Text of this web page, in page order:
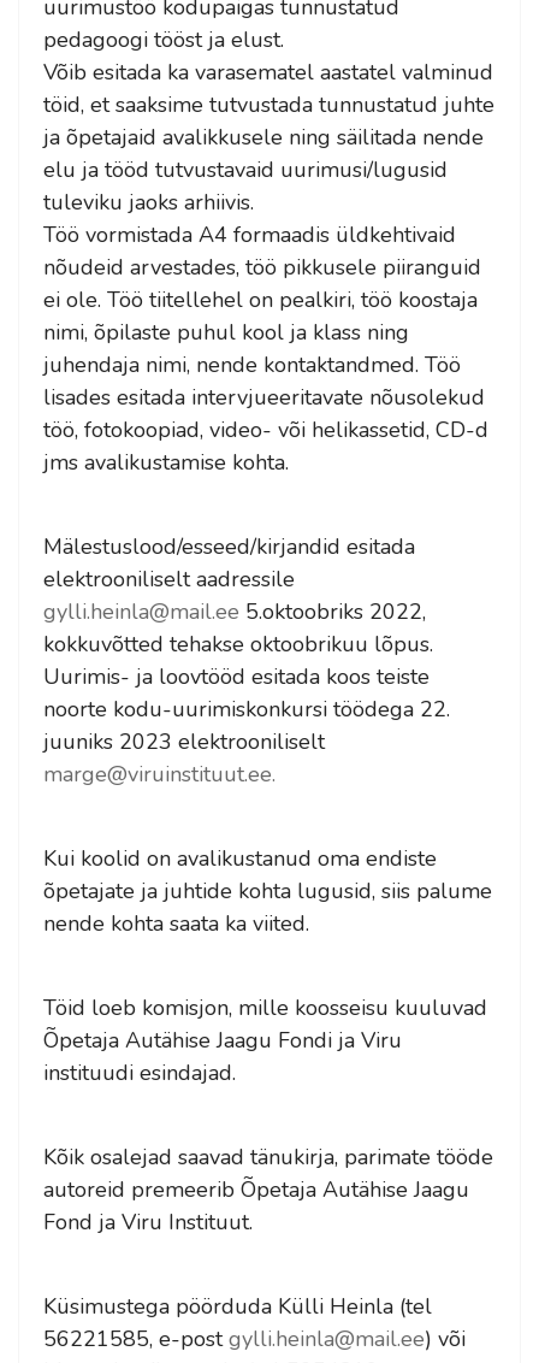
uurimustöö kodupaigas tunnustatud
pedagoogi tööst ja elust.
Võib esitada ka varasematel aastatel valminud
töid, et saaksime tutvustada tunnustatud juhte
ja õpetajaid avalikkusele ning säilitada nende
elu ja tööd tutvustavaid uurimusi/lugusid
tuleviku jaoks arhiivis.
Töö vormistada A4 formaadis üldkehtivaid
nõudeid arvestades, töö pikkusele piiranguid
ei ole. Töö tiitellehel on pealkiri, töö koostaja
nimi, õpilaste puhul kool ja klass ning
juhendaja nimi, nende kontaktandmed. Töö
lisades esitada intervjueeritavate nõusolekud
töö, fotokoopiad, video- või helikassetid, CD-d
jms avalikustamise kohta.
Mälestuslood/esseed/kirjandid esitada
elektrooniliselt aadressile
gylli.heinla@mail.ee 5.oktoobriks 2022,
kokkuvõtted tehakse oktoobrikuu lõpus.
Uurimis- ja loovtööd esitada koos teiste
noorte kodu-uurimiskonkursi töödega 22.
juuniks 2023 elektrooniliselt
marge@viruinstituut.ee.
Kui koolid on avalikustanud oma endiste
õpetajate ja juhtide kohta lugusid, siis palume
nende kohta saata ka viited.
Töid loeb komisjon, mille koosseisu kuuluvad
Õpetaja Autähise Jaagu Fondi ja Viru
instituudi esindajad.
Kõik osalejad saavad tänukirja, parimate tööde
autoreid premeerib Õpetaja Autähise Jaagu
Fond ja Viru Instituut.
Küsimustega pöörduda Külli Heinla (tel
56221585, e-postgylli.heinla@mail.ee) või